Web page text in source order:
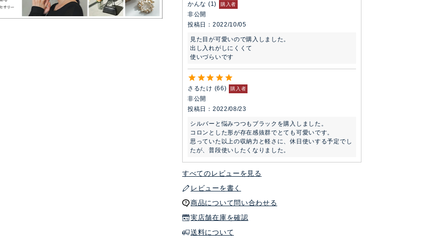
かんな 1 購入者
非公開
投稿日
2022/10/05
見た目が可愛いので購入しました。
出し入れがしにくくて
使いづらいです
さるたけ 66 購入者
非公開
投稿日
2022/08/23
シルバーと悩みつつもブラックを購入しました。
コロンとした形が存在感抜群でとても可愛いです。
思っていた以上の収納力と軽さに、休日使いする予定でし
たが、普段使いしたくなりました。
すべてのレビューを見る
レビューを書く
商品について問い合わせる
実店舗在庫を確認
送料について